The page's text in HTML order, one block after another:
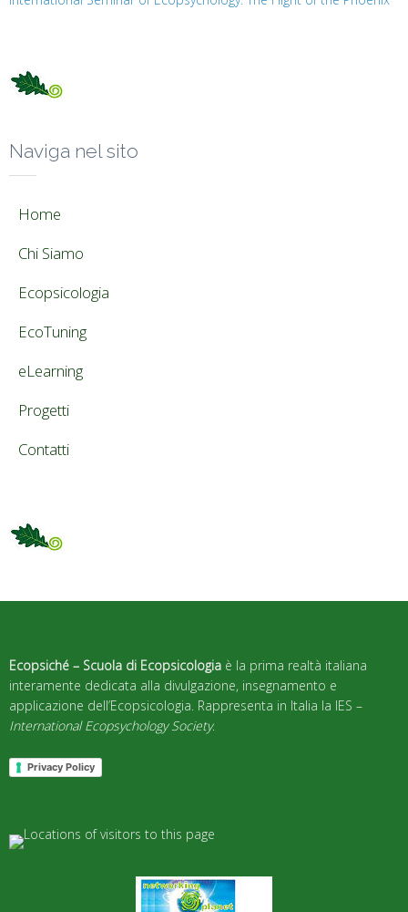
Naviga nel sito
Home
Chi Siamo
Ecopsicologia
EcoTuning
eLearning
Progetti
Contatti
Ecopsiché – Scuola di Ecopsicologia è la prima realtà italiana
interamente dedicata alla divulgazione, insegnamento e
applicazione dell’Ecopsicologia. Rappresenta in Italia la IES –
International Ecopsychology Society.
Privacy Policy